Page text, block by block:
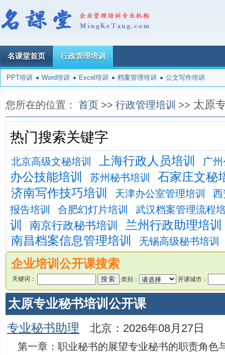
名课堂首页 行政管理培训
PPT培训 Word培训 Excel培训 档案管理培训 公文写作培训
您所在的位置： 首页 >> 行政管理培训 >> 太原
热门搜索关键字
北京高级文秘培训 上海行政人员培训 广
办公技能培训 苏州秘书培训
石家庄文秘
济南写作技巧培训
天津办公室管理培训
西
报告培训
合肥幻灯片培训 武汉档案管理流程
训 南京行政秘书培训
兰州行政助理培训
南昌档案信息管理培训
无锡高级秘书培训
企业培训公开课搜索
关键词： 类别： 开课城市：
太原专业秘书培训公开课
专业秘书助理 北京：2026年08月27日
第一章：职业秘书的展望专业秘书的职责角色